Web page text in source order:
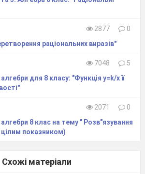
– 3бали.
5 членів команди, яких
2877
0
раціональних виразів"
7048
5
для 8 класу: "Функція y=k/x її
2071
0
8 клас на тему " Розв"язування
цілим показником)
Схожі матеріали